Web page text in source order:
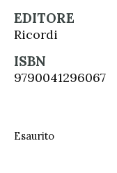
EDITORE
Ricordi
ISBN
9790041296067
Esaurito